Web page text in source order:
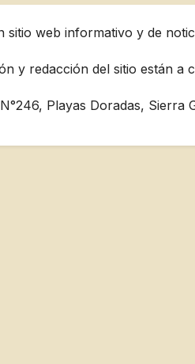
sitio web informativo y de
y redacción del sitio están a
Playas Doradas, Sierra